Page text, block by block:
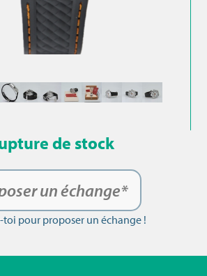
de stock
un échange*
toi pour proposer un échange !